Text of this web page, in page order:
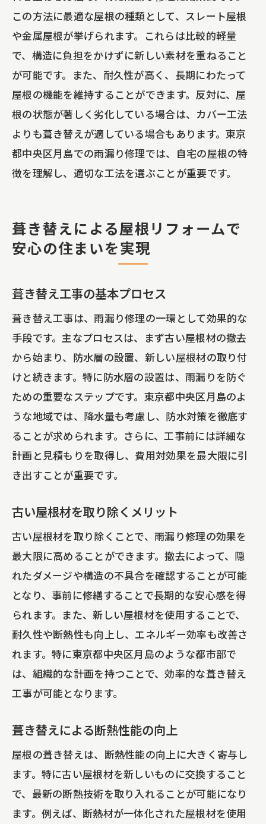
この方法に最適な屋根の種類として、スレート屋根
や金属屋根が挙げられます。これらは比較的軽量
で、構造に負担をかけずに新しい素材を重ねること
が可能です。また、耐久性が高く、長期にわたって
屋根の機能を維持することができます。反対に、屋
根の状態が著しく劣化している場合は、カバー工法
よりも葺き替えが適している場合もあります。東京
都中央区月島での雨漏り修理では、自宅の屋根の特
徴を理解し、適切な工法を選ぶことが重要です。
葺き替えによる屋根リフォームで
安心の住まいを実現
葺き替え工事の基本プロセス
葺き替え工事は、雨漏り修理の一環として効果的な
手段です。主なプロセスは、まず古い屋根材の撤去
から始まり、防水層の設置、新しい屋根材の取り付
けと続きます。特に防水層の設置は、雨漏りを防ぐ
ための重要なステップです。東京都中央区月島のよ
うな地域では、降水量も考慮し、防水対策を徹底す
ることが求められます。さらに、工事前には詳細な
計画と見積もりを取得し、費用対効果を最大限に引
き出すことが重要です。
古い屋根材を取り除くメリット
古い屋根材を取り除くことで、雨漏り修理の効果を
最大限に高めることができます。撤去によって、隠
れたダメージや構造の不具合を確認することが可能
となり、事前に修繕することで長期的な安心感を得
られます。また、新しい屋根材を使用することで、
耐久性や断熱性も向上し、エネルギー効率も改善さ
れます。特に東京都中央区月島のような都市部で
は、組織的な計画を持つことで、効率的な葺き替え
工事が可能となります。
葺き替えによる断熱性能の向上
屋根の葺き替えは、断熱性能の向上に大きく寄与し
ます。特に古い屋根材を新しいものに交換すること
で、最新の断熱技術を取り入れることが可能になり
ます。例えば、断熱材が一体化された屋根材を使用